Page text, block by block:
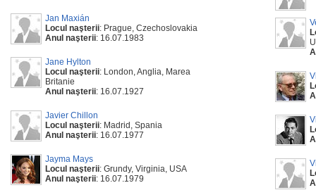
Jan Maxián
Locul naşterii: Prague, Czechoslovakia
Anul naşterii: 16.07.1983
Jane Hylton
Locul naşterii: London, Anglia, Marea
Britanie
Anul naşterii: 16.07.1927
Javier Chillon
Locul naşterii: Madrid, Spania
Anul naşterii: 16.07.1977
Jayma Mays
Locul naşterii: Grundy, Virginia, USA
Anul naşterii: 16.07.1979